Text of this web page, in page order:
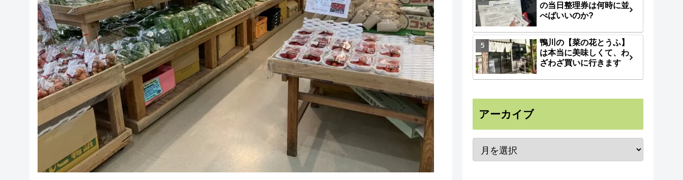
の当日整理券は何時に並
べばいいのか?
鴨川の【菜の花とうふ】
は本当に美味しくて、わ
ざわざ買いに行きます
アーカイブ